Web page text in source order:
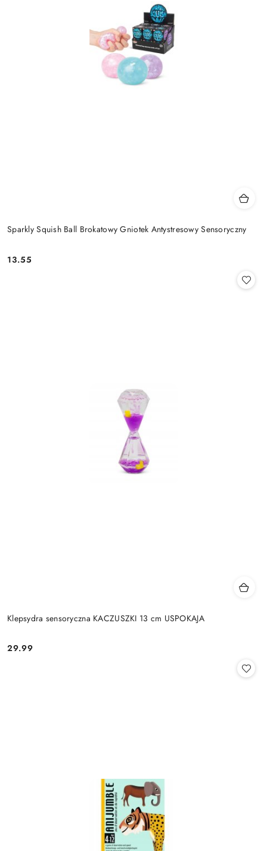
Sparkly Squish Ball Brokatowy Gniotek Antystresowy Sensoryczny
Cena:
13.55
Klepsydra sensoryczna KACZUSZKI 13 cm USPOKAJA
Cena:
29.99